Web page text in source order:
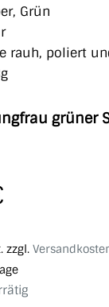
Grün
rauh, poliert
grüner
zzgl.